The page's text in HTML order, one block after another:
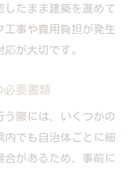
したまま建築を進めて
工事や費用負担が発生
が大切です。
必要書類
う際には、いくつかの
内でも自治体ごとに細
合があるため、事前に